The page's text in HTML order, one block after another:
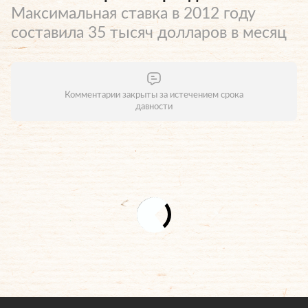
Максимальная ставка в 2012 году
составила 35 тысяч долларов в месяц
Комментарии закрыты за истечением срока
давности